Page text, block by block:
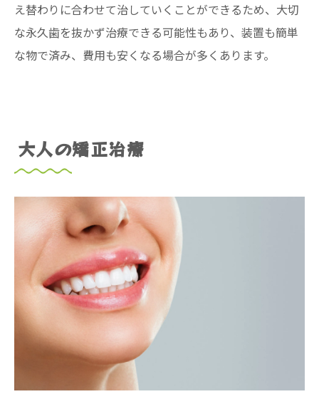
え替わりに合わせて治していくことができるため、大切
な永久歯を抜かず治療できる可能性もあり、装置も簡単
な物で済み、費用も安くなる場合が多くあります。
大人の矯正治療